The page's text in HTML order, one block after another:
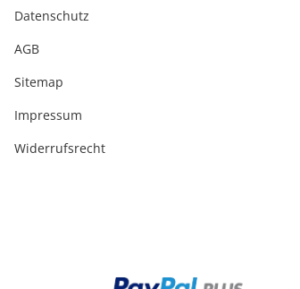
Datenschutz
AGB
Sitemap
Impressum
Widerrufsrecht